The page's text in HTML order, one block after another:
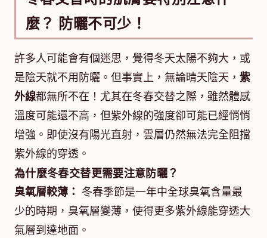
麼？ 防曬不可少！
許多人可能會有個迷思，覺得冬天太陽不夠大，或
是陰天就不用防曬。但事實上，無論晴天陰天， 紫
外線都無所不在！尤其在冬春交替之際，雖然體感
溫度可能還不高，但紫外線的強度卻可能已經悄悄
增強。即使沒有陽光直射，雲層仍然無法完全阻擋
紫外線的穿透。
為什麼冬春交替更需要注意防曬？
臭氧層較薄： 冬春季節是一年中全球臭氧含量最
少的時期，臭氧層變薄，使得更多紫外線能穿透大
氣層到達地面。